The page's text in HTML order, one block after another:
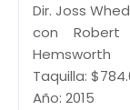
Dir. Joss
con Robert
Hemsworth
Taquilla:
Año: 2015